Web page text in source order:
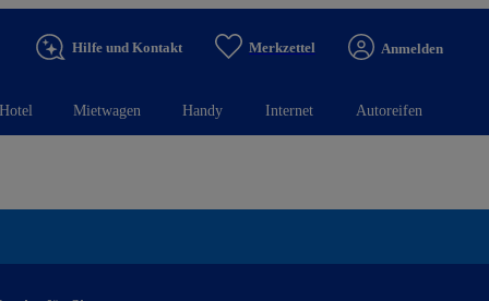
Hilfe und Kontakt Merkzettel Anmelden
Hotel Mietwagen Handy Internet Autoreifen